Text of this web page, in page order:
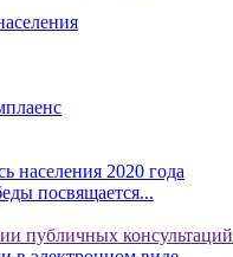
населения 2020 года
посвящается...
публичных консультаций